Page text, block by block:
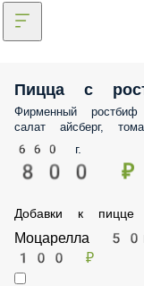
Пицца с
Фирменный ростбиф в
айсберг, томаты
660 г.
800 ₽
Добавки к пицце
Моцарелла 50гр
100 ₽